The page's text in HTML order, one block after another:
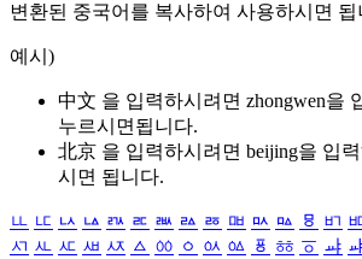
변환된 중국어를 복사하여 사용하시면 됩
예시)
中文 을 입력하시려면 zhongwen을
누르시면됩니다.
北京 을 입력하시려면 beijing을 입
시면 됩니다.
ㅥ ㅦ ㅧ ㅨ ㅩ ㅪ ㅫ ㅬ ㅭ ㅮ ㅯ ㅰ ㅱ ㅲ
ㅺ ㅻ ㅼ ㅽ ㅾ ㅿ ㆀ ㆁ ㆂ ㆃ ㆄ ㆅ ㆆ ㆇ ㆈ